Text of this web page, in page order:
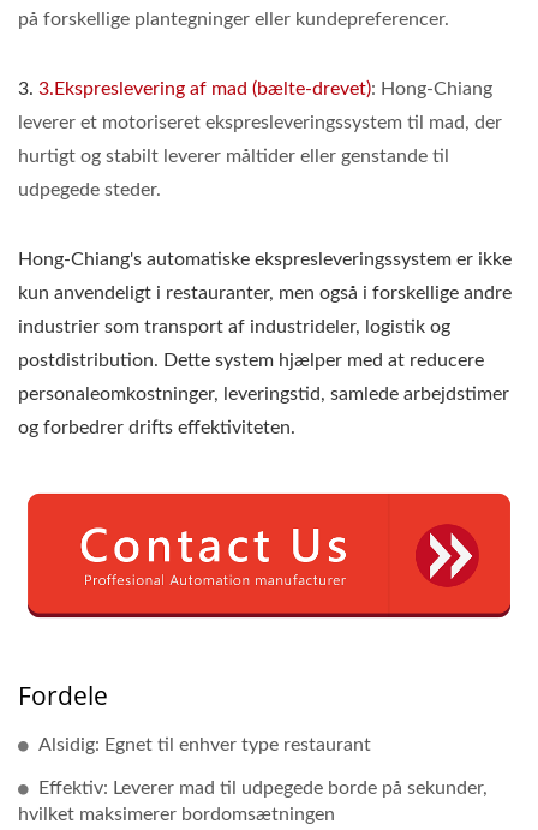
på forskellige plantegninger eller kundepreferencer.
3. 3.Ekspreslevering af mad (bælte-drevet): Hong-Chiang
leverer et motoriseret ekspresleveringssystem til mad, der
hurtigt og stabilt leverer måltider eller genstande til
udpegede steder.
Hong-Chiang's automatiske ekspresleveringssystem er ikke
kun anvendeligt i restauranter, men også i forskellige andre
industrier som transport af industrideler, logistik og
postdistribution. Dette system hjælper med at reducere
personaleomkostninger, leveringstid, samlede arbejdstimer
og forbedrer drifts effektiviteten.
Fordele
Alsidig: Egnet til enhver type restaurant
Effektiv: Leverer mad til udpegede borde på sekunder,
hvilket maksimerer bordomsætningen